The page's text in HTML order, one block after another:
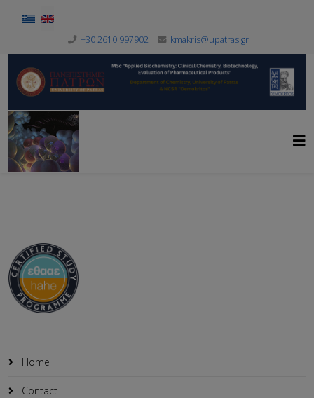
Select your language
+30 2610 997902 kmakris@upatras.gr
Home
Contact